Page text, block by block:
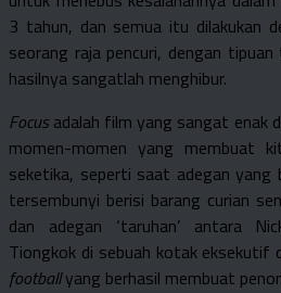
3 tahun, dan semua itu dilakukan
seorang raja pencuri, dengan
hasilnya sangatlah menghibur.
Focusadalah film yang sangat enak
momen-momen yang membuat
seketika, seperti saat adegan yang
tersembunyi berisi barang curian
dan adegan ‘taruhan’ antara
Tiongkok di sebuah kotak eksekutif
footballyang berhasil membuat